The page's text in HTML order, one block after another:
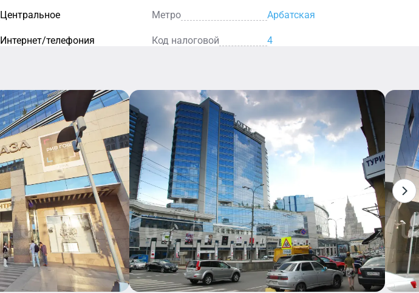
вежливым персоналом, по всему периметру установлены видеокамеры.
Арендаторы могут быть уверены в сохранности своего имущества.
Проложены оптоволоконные линии, работают провайдеры интернета –
воспользоваться следующими услугами: аренда офисных блоков, торговых
площадей, складских терминалов. Все офисы и помещения готовы принять своих
клиентов. Площадь разнообразная. Можно воспользоваться конференц-залами,
переговорными комнатами, услугами сопровождения (кофейные паузы,
синхронный перевод, запись событий).
Сотрудничество с МФК «Лотте Плаза» – прекрасная возможность для
бизнесменов, готовых работать в комфортных условиях в самом центре Москвы.
Центральное Метро Арбатская
Интернет/телефония Код налоговой 4